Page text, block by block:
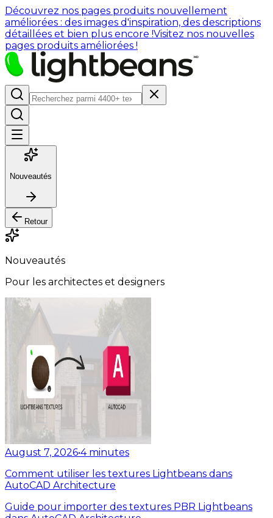
Découvrez nos pages produits nouvellement
améliorées : des images d'inspiration, des descriptions
détaillées et bien plus encore !Visitez nos nouvelles
pages produits améliorées !
Nouveautés
Retour
Nouveautés
Pour les architectes et designers
August 7, 2026•4 minutes
Comment utiliser les textures Lightbeans dans
AutoCAD Architecture
Guide pour importer des textures PBR Lightbeans